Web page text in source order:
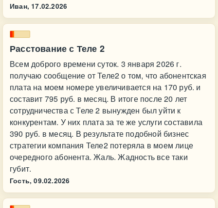
Иван, 17.02.2026
Расстование с Теле 2
Всем доброго времени суток. 3 января 2026 г.
получаю сообщение от Теле2 о том, что абонентская
плата на моем номере увеличивается на 170 руб. и
составит 795 руб. в месяц. В итоге после 20 лет
сотрудничества с Теле 2 вынужден был уйти к
конкурентам. У них плата за те же услуги составила
390 руб. в месяц. В результате подобной бизнес
стратегии компания Теле2 потеряла в моем лице
очередного абонента. Жаль. Жадность все таки
губит.
Гость, 09.02.2026